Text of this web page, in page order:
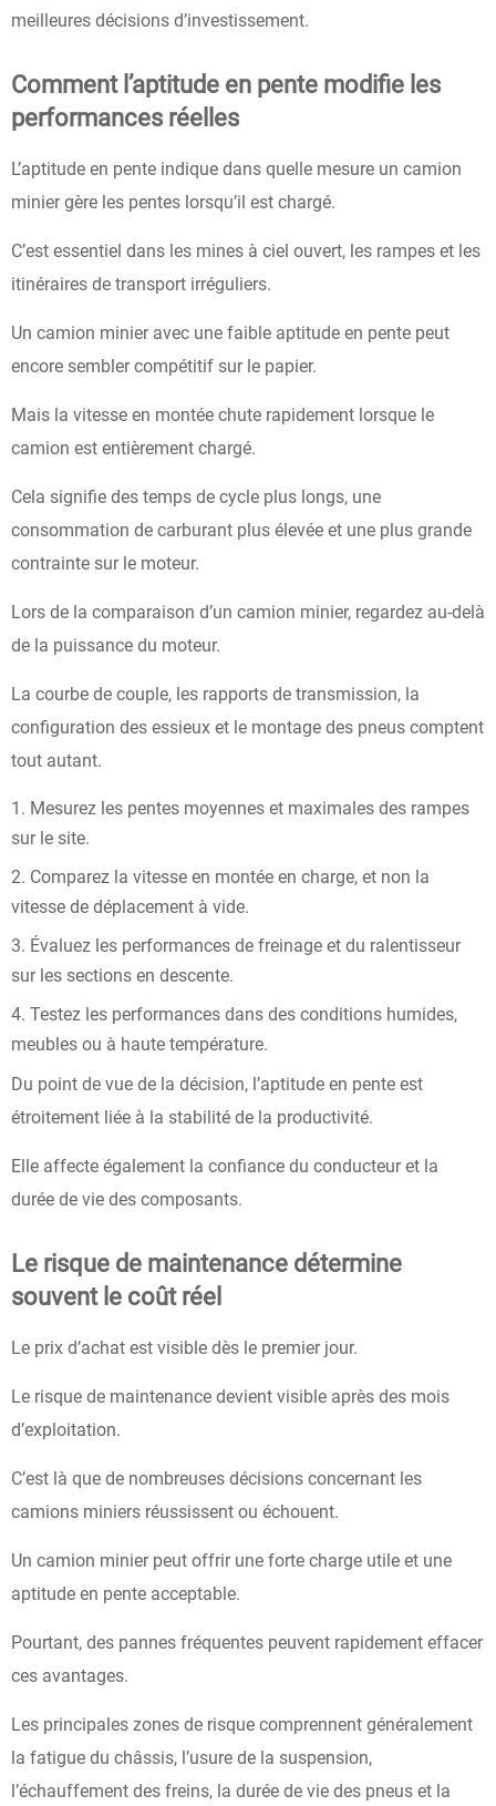
meilleures décisions d’investissement.
Comment l’aptitude en pente modifie les
performances réelles
L’aptitude en pente indique dans quelle mesure un camion
minier gère les pentes lorsqu’il est chargé.
C’est essentiel dans les mines à ciel ouvert, les rampes et les
itinéraires de transport irréguliers.
Un camion minier avec une faible aptitude en pente peut
encore sembler compétitif sur le papier.
Mais la vitesse en montée chute rapidement lorsque le
camion est entièrement chargé.
Cela signifie des temps de cycle plus longs, une
consommation de carburant plus élevée et une plus grande
contrainte sur le moteur.
Lors de la comparaison d’un camion minier, regardez au-delà
de la puissance du moteur.
La courbe de couple, les rapports de transmission, la
configuration des essieux et le montage des pneus comptent
tout autant.
Mesurez les pentes moyennes et maximales des rampes
sur le site.
Comparez la vitesse en montée en charge, et non la
vitesse de déplacement à vide.
Évaluez les performances de freinage et du ralentisseur
sur les sections en descente.
Testez les performances dans des conditions humides,
meubles ou à haute température.
Du point de vue de la décision, l’aptitude en pente est
étroitement liée à la stabilité de la productivité.
Elle affecte également la confiance du conducteur et la
durée de vie des composants.
Le risque de maintenance détermine
souvent le coût réel
Le prix d’achat est visible dès le premier jour.
Le risque de maintenance devient visible après des mois
d’exploitation.
C’est là que de nombreuses décisions concernant les
camions miniers réussissent ou échouent.
Un camion minier peut offrir une forte charge utile et une
aptitude en pente acceptable.
Pourtant, des pannes fréquentes peuvent rapidement effacer
ces avantages.
Les principales zones de risque comprennent généralement
la fatigue du châssis, l’usure de la suspension,
l’échauffement des freins, la durée de vie des pneus et la